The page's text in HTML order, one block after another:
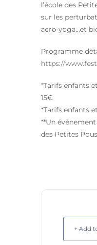
l’école des
sur les
acro-yoga…et
Programme
https://
*Tarifs enfants
15€
*Tarifs enfants
**Un
des Petites
+ Add